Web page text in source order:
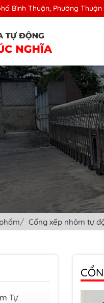
Bình Thuận, Phường
Cổng xếp nhôm tự
Tự